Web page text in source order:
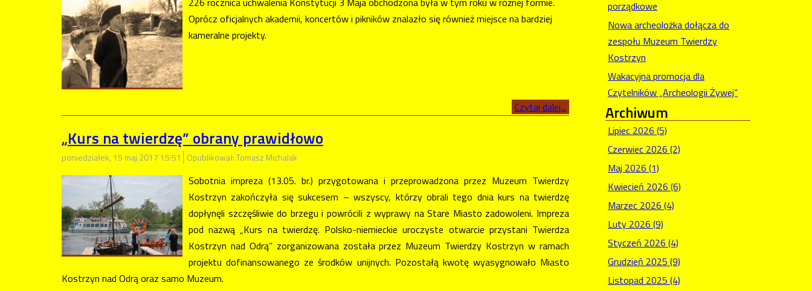
Oprócz oficjalnych akademii, koncertów i pikników znalazło się również miejsce na bardziej
kameralne projekty.
Czytaj dalej...
„Kurs na twierdzę” obrany prawidłowo
poniedziałek, 15 maj 2017 15:51 Opublikował: Tomasz Michalak
Sobotnia impreza (13.05. br.) przygotowana i przeprowadzona przez Muzeum Twierdzy
Kostrzyn zakończyła się sukcesem – wszyscy, którzy obrali tego dnia kurs na twierdzę
dopłynęli szczęśliwie do brzegu i powrócili z wyprawy na Stare Miasto zadowoleni. Impreza
pod nazwą „Kurs na twierdzę. Polsko-niemieckie uroczyste otwarcie przystani Twierdza
Kostrzyn nad Odrą” zorganizowana została przez Muzeum Twierdzy Kostrzyn w ramach
projektu dofinansowanego ze środków unijnych. Pozostałą kwotę wyasygnowało Miasto
Kostrzyn nad Odrą oraz samo Muzeum.
porządkowe
Nowa archeolożka dołącza do
zespołu Muzeum Twierdzy
Kostrzyn
Wakacyjna promocja dla
Czytelników „Archeologii Żywej”
Archiwum
Lipiec 2026 (5)
Czerwiec 2026 (2)
Maj 2026 (1)
Kwiecień 2026 (6)
Marzec 2026 (4)
Luty 2026 (9)
Styczeń 2026 (4)
Grudzień 2025 (9)
Listopad 2025 (4)